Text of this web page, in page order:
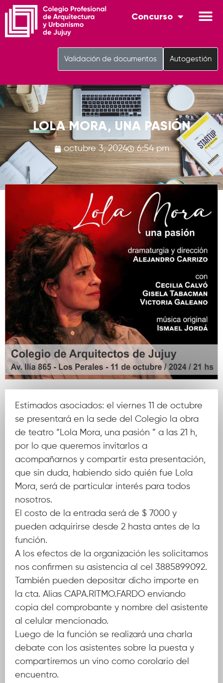
Autogestión
Validación de documentos
Concurso
LOLA MORA, UNA PASIÓN
octubre 3, 2024 6:54 pm
Estimados asociados: el viernes 11 de octubre
se presentará en la sede del Colegio la obra
de teatro “Lola Mora, una pasión ” a las 21 h,
por lo que queremos invitarlos a
acompañarnos y compartir esta presentación,
que sin duda, habiendo sido quién fue Lola
Mora, será de particular interés para todos
nosotros.
El costo de la entrada será de $ 7000 y
pueden adquirirse desde 2 hasta antes de la
función.
A los efectos de la organización les solicitamos
nos confirmen su asistencia al cel 3885899092.
También pueden depositar dicho importe en
la cta. Alias CAPA.RITMO.FARDO enviando
copia del comprobante y nombre del asistente
al celular mencionado.
Luego de la función se realizará una charla
debate con los asistentes sobre la puesta y
compartiremos un vino como corolario del
encuentro.